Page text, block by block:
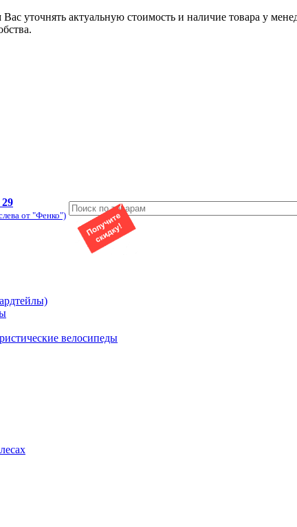
уточнять актуальную стоимость и наличие товара у
от "Фенко")
велосипеды